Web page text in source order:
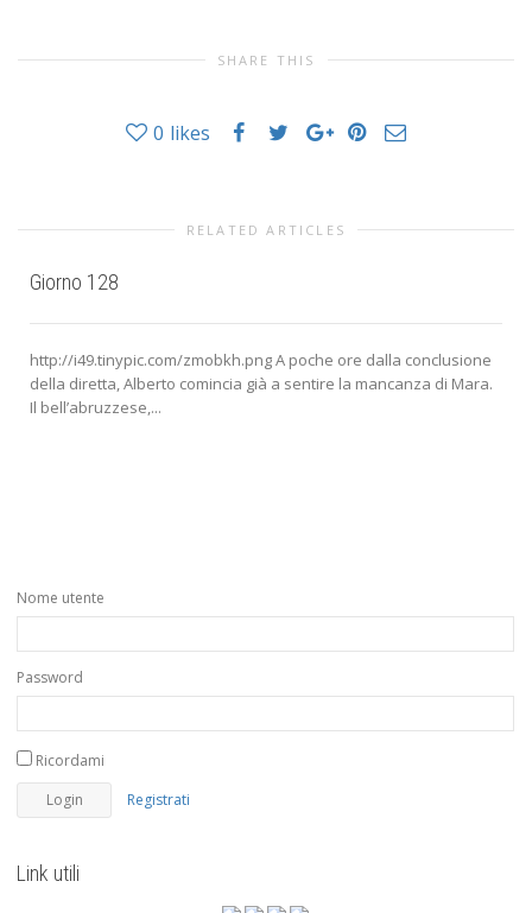
SHARE THIS
0 likes
RELATED ARTICLES
Giorno 128
http://i49.tinypic.com/zmobkh.png A poche ore dalla conclusione
della diretta, Alberto comincia già a sentire la mancanza di Mara.
Il bell’abruzzese,...
Nome utente
Password
Ricordami
Registrati
Link utili